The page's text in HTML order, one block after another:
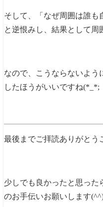
そして、「なぜ周囲は誰も
と逆恨みし、結果として周
なので、こうならないよう
したほうがいいですね(*_*;
最後までご拝読ありがとう
少しでも良かったと思った
のお手伝いお願いします